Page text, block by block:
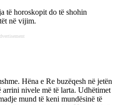
të horoskopit do të shohin
në vijim.
Hëna e Re buzëqesh në jetën
nivele më të larta. Udhëtimet
mund të keni mundësinë të